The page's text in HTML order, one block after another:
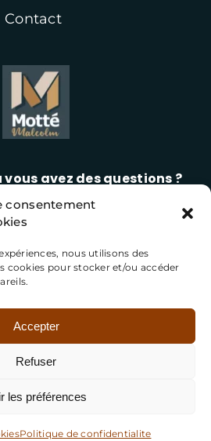
consentement
nous utilisons des
cookies pour stocker et/ou accéder
Accepter
Refuser
les préférences
Politique de confidentialite
Contact
avez des questions ?
06 42 13 23 12
légales
Plan de site